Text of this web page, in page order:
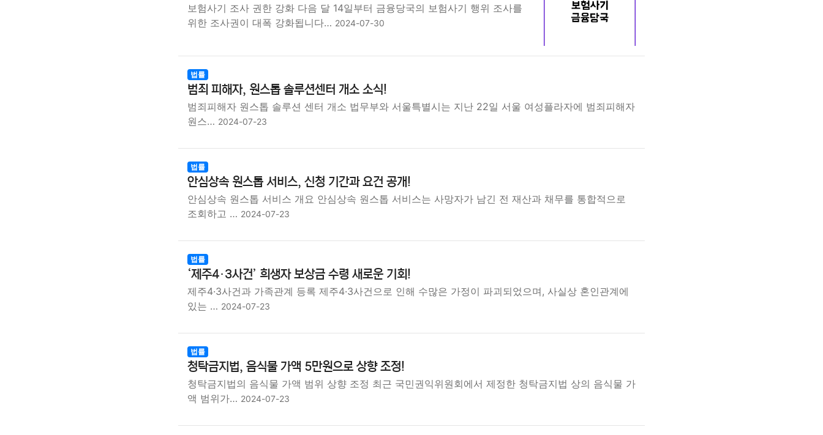
보험사기 조사 권한 강화 다음 달 14일부터 금융당국의 보험사기 행위 조사를
위한 조사권이 대폭 강화됩니다… 2024-07-30
법률
범죄 피해자, 원스톱 솔루션센터 개소 소식!
범죄피해자 원스톱 솔루션 센터 개소 법무부와 서울특별시는 지난 22일 서울 여성플라자에 범죄피해자
원스… 2024-07-23
법률
안심상속 원스톱 서비스, 신청 기간과 요건 공개!
안심상속 원스톱 서비스 개요 안심상속 원스톱 서비스는 사망자가 남긴 전 재산과 채무를 통합적으로
조회하고 … 2024-07-23
법률
‘제주4·3사건’ 희생자 보상금 수령 새로운 기회!
제주4·3사건과 가족관계 등록 제주4·3사건으로 인해 수많은 가정이 파괴되었으며, 사실상 혼인관계에
있는 … 2024-07-23
법률
청탁금지법, 음식물 가액 5만원으로 상향 조정!
청탁금지법의 음식물 가액 범위 상향 조정 최근 국민권익위원회에서 제정한 청탁금지법 상의 음식물 가
액 범위가… 2024-07-23